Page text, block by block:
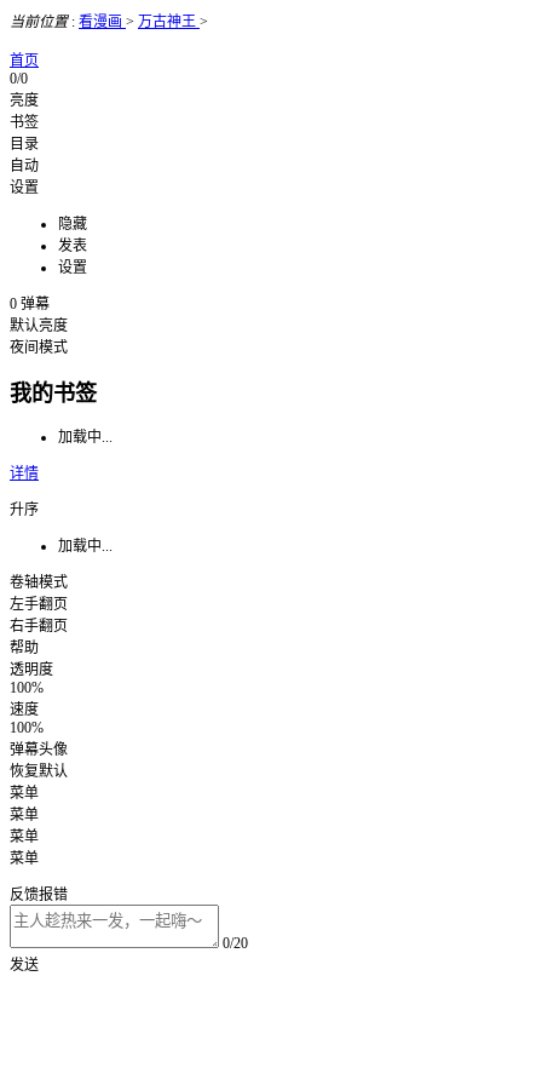
当前位置: 看漫画 > 万古神王 >
首页
0/0
亮度
书签
目录
自动
设置
隐藏
发表
设置
0 弹幕
默认亮度
夜间模式
我的书签
加载中...
详情
升序
加载中...
卷轴模式
左手翻页
右手翻页
帮助
透明度
100%
速度
100%
弹幕头像
恢复默认
菜单
菜单
菜单
菜单
反馈报错
0/20
发送